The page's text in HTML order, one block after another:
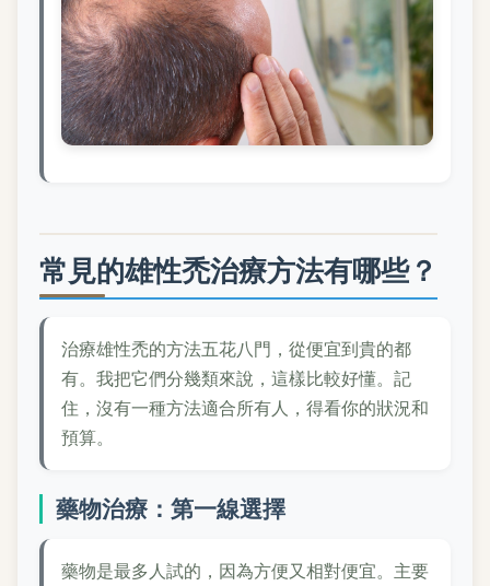
常見的雄性禿治療方法有哪些？
治療雄性禿的方法五花八門，從便宜到貴的都
有。我把它們分幾類來說，這樣比較好懂。記
住，沒有一種方法適合所有人，得看你的狀況和
預算。
藥物治療：第一線選擇
藥物是最多人試的，因為方便又相對便宜。主要